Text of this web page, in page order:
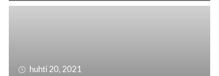
huhti 20, 2021